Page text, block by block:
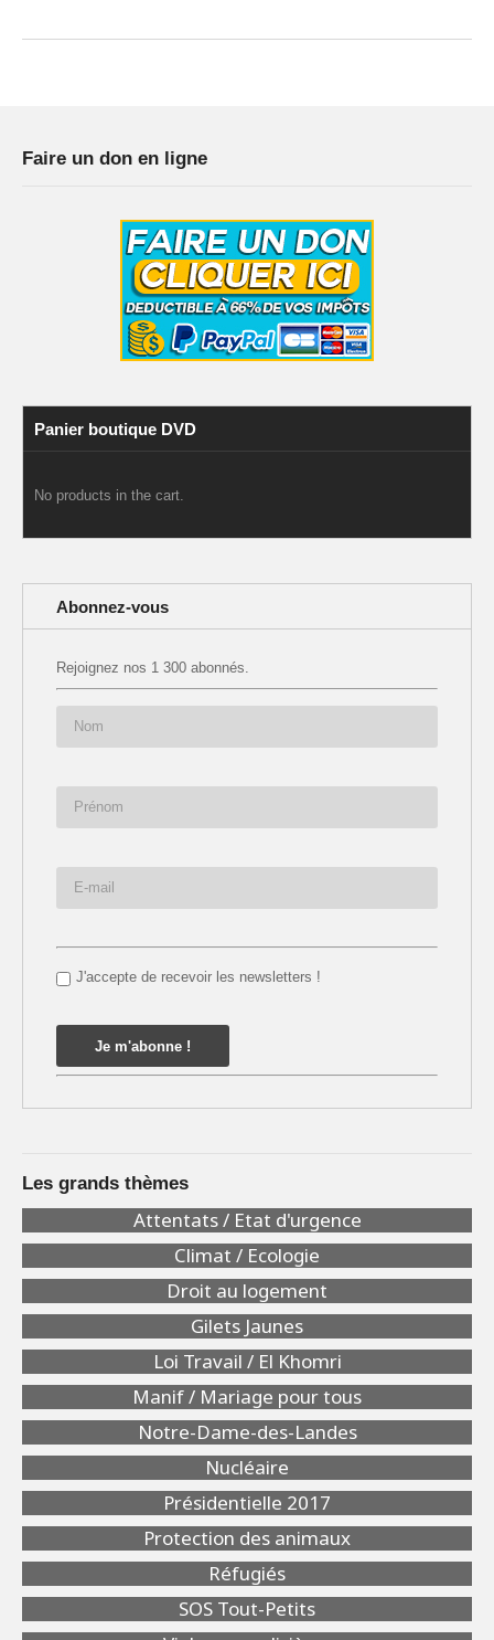
Faire un don en ligne
Panier boutique DVD
No products in the cart.
Abonnez-vous
Rejoignez nos 1 300 abonnés.
J'accepte de recevoir les newsletters !
Les grands thèmes
Attentats / Etat d'urgence
Climat / Ecologie
Droit au logement
Gilets Jaunes
Loi Travail / El Khomri
Manif / Mariage pour tous
Notre-Dame-des-Landes
Nucléaire
Présidentielle 2017
Protection des animaux
Réfugiés
SOS Tout-Petits